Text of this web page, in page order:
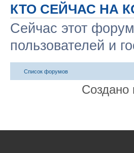
КТО СЕЙЧАС НА
Сейчас этот
пользователей и
Список форумов
Создано